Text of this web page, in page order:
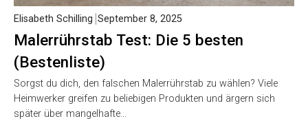
Malerrührstab Test: Die 5 besten
(Bestenliste)
Elisabeth Schilling September 8, 2025
Sorgst du dich, den falschen Malerrührstab zu wählen? Viele
Heimwerker greifen zu beliebigen Produkten und ärgern sich
später über mangelhafte…